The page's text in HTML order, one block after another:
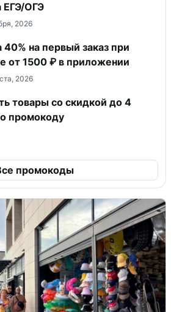
ЕГЭ/ОГЭ
2026
40% на первый заказ при
от 1500 ₽ в приложении
2026
товары со скидкой до 4
промокоду
промокоды